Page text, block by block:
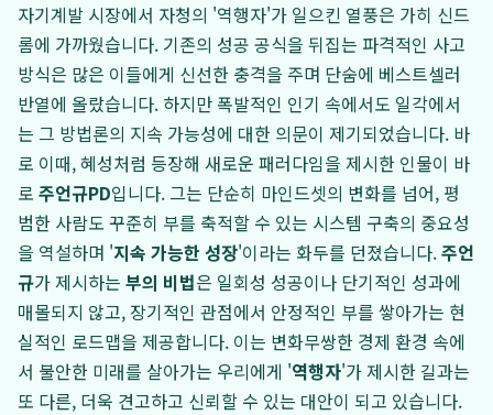
자기계발 시장에서 자청의 '역행자'가 일으킨 열풍은 가히 신드
롬에 가까웠습니다. 기존의 성공 공식을 뒤집는 파격적인 사고
방식은 많은 이들에게 신선한 충격을 주며 단숨에 베스트셀러
반열에 올랐습니다. 하지만 폭발적인 인기 속에서도 일각에서
는 그 방법론의 지속 가능성에 대한 의문이 제기되었습니다. 바
로 이때, 혜성처럼 등장해 새로운 패러다임을 제시한 인물이 바
로 주언규PD입니다. 그는 단순히 마인드셋의 변화를 넘어, 평
범한 사람도 꾸준히 부를 축적할 수 있는 시스템 구축의 중요성
을 역설하며 '지속 가능한 성장'이라는 화두를 던졌습니다.주언
규가 제시하는 부의 비법은 일회성 성공이나 단기적인 성과에
매몰되지 않고, 장기적인 관점에서 안정적인 부를 쌓아가는 현
실적인 로드맵을 제공합니다. 이는 변화무쌍한 경제 환경 속에
서 불안한 미래를 살아가는 우리에게 '역행자'가 제시한 길과는
또 다른, 더욱 견고하고 신뢰할 수 있는 대안이 되고 있습니다.